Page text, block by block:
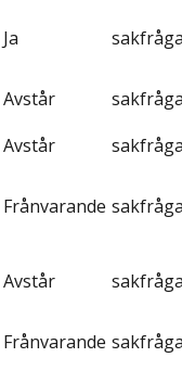
Ja
Avstår
Avstår
Frånvarande
Avstår
Frånvarande